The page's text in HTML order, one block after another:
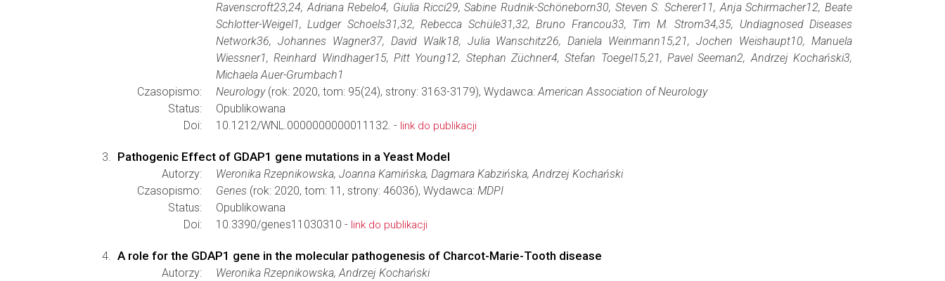
Ravenscroft23,24, Adriana Rebelo4, Giulia Ricci29, Sabine Rudnik-Schöneborn30, Steven S. Scherer11, Anja Schirmacher12, Beate
Schlotter-Weigel1, Ludger Schoels31,32, Rebecca Schüle31,32, Bruno Francou33, Tim M. Strom34,35, Undiagnosed Diseases
Network36, Johannes Wagner37, David Walk18, Julia Wanschitz26, Daniela Weinmann15,21, Jochen Weishaupt10, Manuela
Wiessner1, Reinhard Windhager15, Pitt Young12, Stephan Züchner4, Stefan Toegel15,21, Pavel Seeman2, Andrzej Kochański3,
Michaela Auer-Grumbach1
Czasopismo:
Neurology(rok: 2020, tom: 95(24), strony: 3163-3179), Wydawca:American Association of Neurology
Status:
Opublikowana
Doi:
10.1212/WNL.0000000000011132. - link do publikacji
Pathogenic Effect of GDAP1 gene mutations in a Yeast Model
Autorzy:
Weronika Rzepnikowska, Joanna Kamińska, Dagmara Kabzińska, Andrzej Kochański
Czasopismo:
Genes (rok: 2020, tom: 11, strony: 46036), Wydawca: MDPI
Status:
Opublikowana
Doi:
10.3390/genes11030310 - link do publikacji
A role for the GDAP1 gene in the molecular pathogenesis of Charcot-Marie-Tooth disease
Autorzy:
Weronika Rzepnikowska, Andrzej Kochański